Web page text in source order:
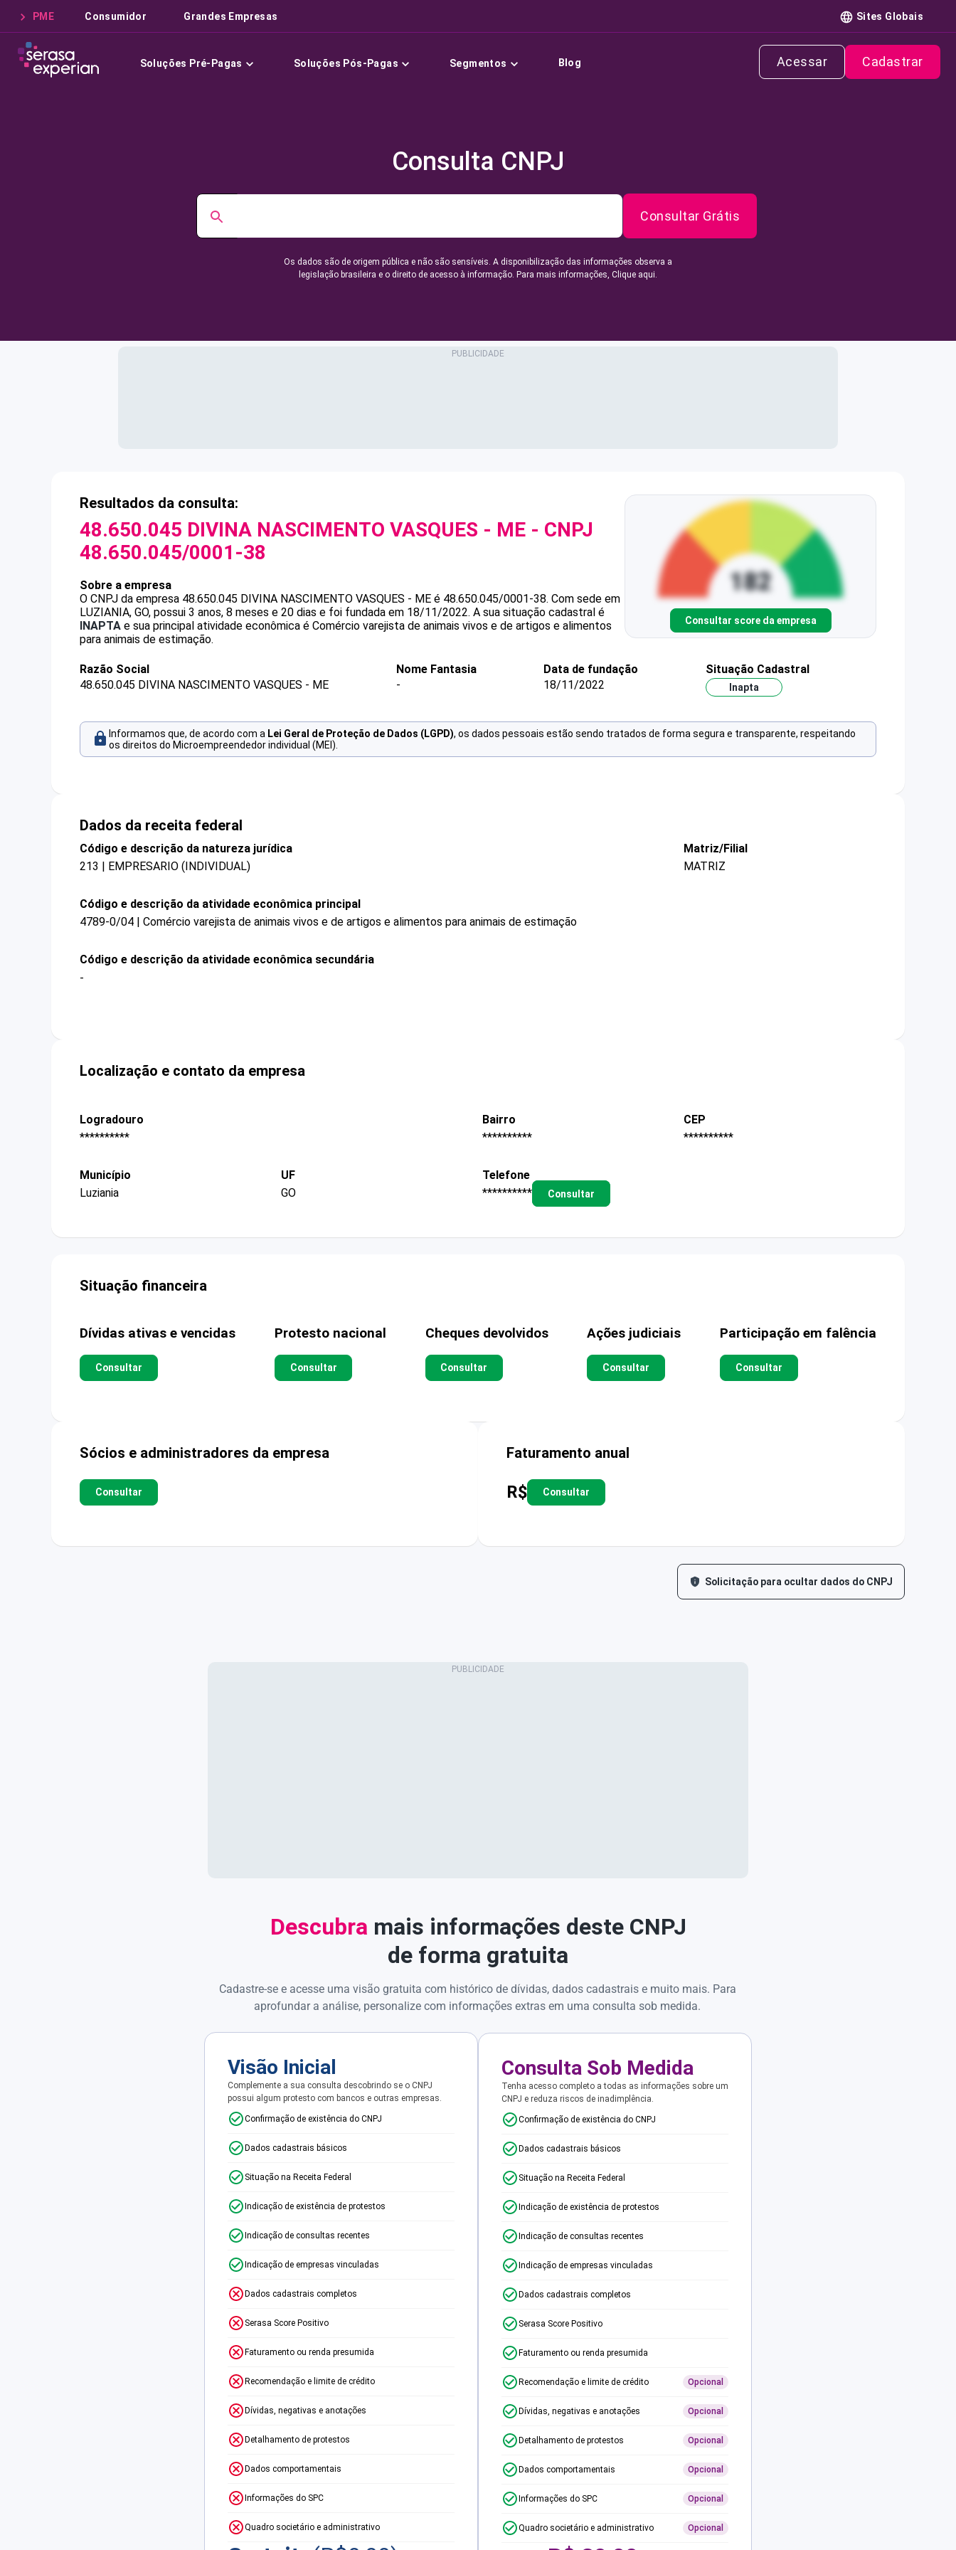
PME Consumidor Grandes Empresas Sites Globais
Soluções Pré-Pagas Soluções Pós-Pagas Segmentos Blog Acessar Cadastrar
Consulta CNPJ
Consultar Grátis
Os dados são de origem pública e não são sensíveis. A disponibilização das informações observa a
legislação brasileira e o direito de acesso à informação. Para mais informações, Clique aqui.
Resultados da consulta:
48.650.045 DIVINA NASCIMENTO VASQUES - ME - CNPJ
48.650.045/0001-38
Sobre a empresa
O CNPJ da empresa 48.650.045 DIVINA NASCIMENTO VASQUES - ME é 48.650.045/0001-38. Com sede em
LUZIANIA, GO, possui 3 anos, 8 meses e 20 dias e foi fundada em 18/11/2022. A sua situação cadastral é
INAPTA e sua principal atividade econômica é Comércio varejista de animais vivos e de artigos e alimentos
para animais de estimação.
Consultar score da empresa
Razão Social
48.650.045 DIVINA NASCIMENTO VASQUES - ME
Nome Fantasia
-
Data de fundação
18/11/2022
Situação Cadastral
Inapta
Informamos que, de acordo com a Lei Geral de Proteção de Dados (LGPD), os dados pessoais estão sendo tratados de forma segura e transparente, respeitando
os direitos do Microempreendedor individual (MEI).
Dados da receita federal
Código e descrição da natureza jurídica
213 | EMPRESARIO (INDIVIDUAL)
Matriz/Filial
MATRIZ
Código e descrição da atividade econômica principal
4789-0/04 | Comércio varejista de animais vivos e de artigos e alimentos para animais de estimação
Código e descrição da atividade econômica secundária
-
Localização e contato da empresa
Logradouro
**********
Bairro
**********
CEP
**********
Município
Luziania
UF
GO
Telefone
**********
Consultar
Situação financeira
Dívidas ativas e vencidas
Consultar
Protesto nacional
Consultar
Cheques devolvidos
Consultar
Ações judiciais
Consultar
Participação em falência
Consultar
Sócios e administradores da empresa
Consultar
Faturamento anual
R$ Consultar
Solicitação para ocultar dados do CNPJ
Descubra mais informações deste CNPJ
de forma gratuita
Cadastre-se e acesse uma visão gratuita com histórico de dívidas, dados cadastrais e muito mais. Para
aprofundar a análise, personalize com informações extras em uma consulta sob medida.
Visão Inicial
Complemente a sua consulta descobrindo se o CNPJ
possui algum protesto com bancos e outras empresas.
Confirmação de existência do CNPJ
Dados cadastrais básicos
Situação na Receita Federal
Indicação de existência de protestos
Indicação de consultas recentes
Indicação de empresas vinculadas
Dados cadastrais completos
Serasa Score Positivo
Faturamento ou renda presumida
Recomendação e limite de crédito
Dívidas, negativas e anotações
Detalhamento de protestos
Dados comportamentais
Informações do SPC
Quadro societário e administrativo
Consulta Sob Medida
Tenha acesso completo a todas as informações sobre um
CNPJ e reduza riscos de inadimplência.
Confirmação de existência do CNPJ
Dados cadastrais básicos
Situação na Receita Federal
Indicação de existência de protestos
Indicação de consultas recentes
Indicação de empresas vinculadas
Dados cadastrais completos
Serasa Score Positivo
Faturamento ou renda presumida
Recomendação e limite de crédito Opcional
Dívidas, negativas e anotações Opcional
Detalhamento de protestos Opcional
Dados comportamentais Opcional
Informações do SPC Opcional
Quadro societário e administrativo Opcional